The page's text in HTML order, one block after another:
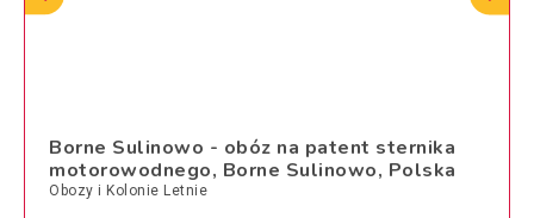
Borne Sulinowo - obóz na patent sternika
motorowodnego, Borne Sulinowo, Polska
Obozy i Kolonie Letnie